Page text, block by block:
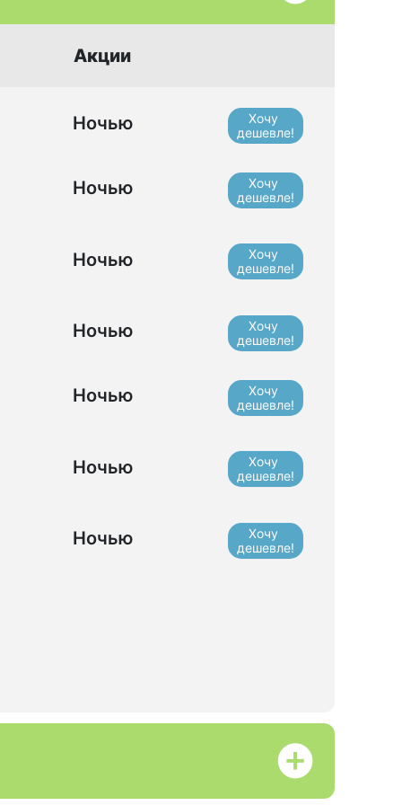
Акции
Ночью
Хочу
дешевле!
Ночью
Хочу
дешевле!
Ночью
Хочу
дешевле!
Ночью
Хочу
дешевле!
Ночью
Хочу
дешевле!
Ночью
Хочу
дешевле!
Ночью
Хочу
дешевле!